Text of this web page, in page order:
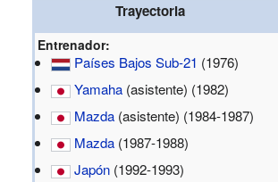
Trayectoria
Entrenador:
Países Bajos Sub-21 (1976)
Yamaha (asistente) (1982)
Mazda (asistente) (1984-1987)
Mazda (1987-1988)
Japón (1992-1993)